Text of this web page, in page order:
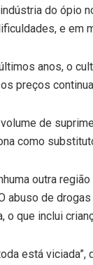
do ópio
e em
anos, o
preços
de
como
outra
abuso de
o que inclui
está